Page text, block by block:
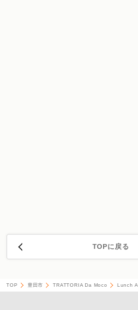
TOPに戻る
TOP 豊田市 TRATTORIA Da Moco Lunch A